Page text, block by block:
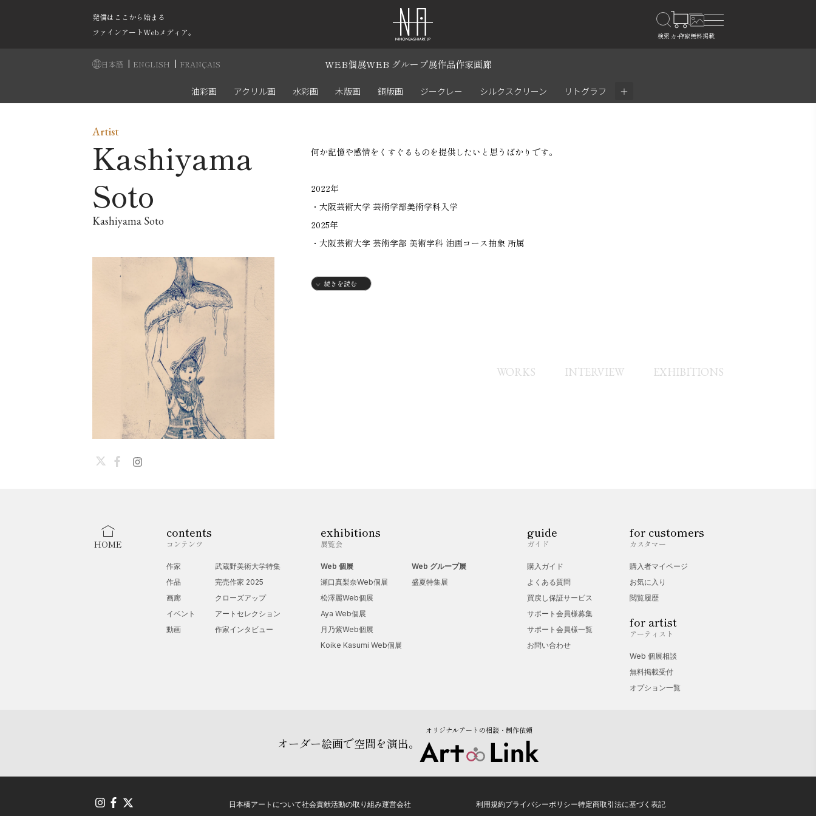
発信はここから始まる
ファインアートWebメディア。
日本語 | ENGLISH | FRANÇAIS WEB個展WEB グループ展作品作家画廊
油彩画 アクリル画 水彩画 木版画 銅版画 ジークレー シルクスクリーン リトグラフ ＋
何か記憶や感情をくすぐるものを提供したいと思うばかりです。
2022年
・大阪芸術大学 芸術学部美術学科入学
2025年
・大阪芸術大学 芸術学部 美術学科 油画コース抽象 所属
続きを読む
Artist
Kashiyama
Soto
Kashiyama Soto
WORKS INTERVIEW EXHIBITIONS
HOME
contents
コンテンツ
作家
作品
画廊
イベント
動画
武蔵野美術大学特集
完売作家 2025
クローズアップ
アートセレクション
作家インタビュー
exhibitions
展覧会
Web 個展
瀬口真梨奈Web個展
松澤麗Web個展
Aya Web個展
月乃紫Web個展
Koike Kasumi Web個展
Web グループ展
盛夏特集展
guide
ガイド
購入ガイド
よくある質問
買戻し保証サービス
サポート会員様募集
サポート会員様一覧
お問い合わせ
for customers
カスタマー
購入者マイページ
お気に入り
閲覧履歴
for artist
アーティスト
Web 個展相談
無料掲載受付
オプション一覧
オーダー絵画で空間を演出。
オリジナルアートの相談・制作依頼
日本橋アートについて社会貢献活動の取り組み運営会社 利用規約プライバシーポリシー特定商取引法に基づく表記